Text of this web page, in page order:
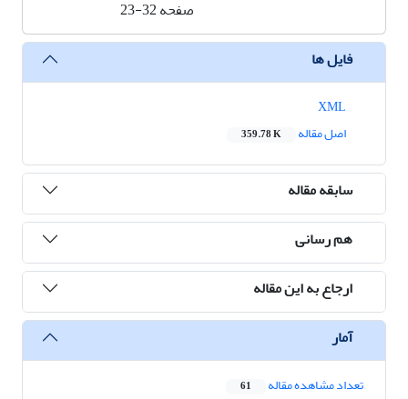
صفحه23-32
فایل ها
اصل مقاله
359.78 K
سابقه مقاله
هم رسانی
ارجاع به این مقاله
آمار
تعداد مشاهده مقاله 61